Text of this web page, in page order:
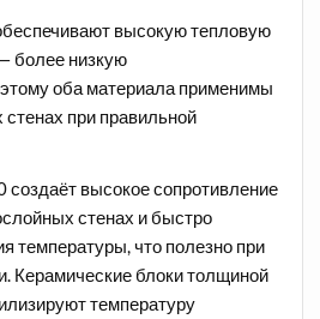
высокую тепловую
более низкую
оба материала применимы
при правильной
создаёт высокое сопротивление
стенах и быстро
температуры, что полезно при
Керамические блоки толщиной
температуру